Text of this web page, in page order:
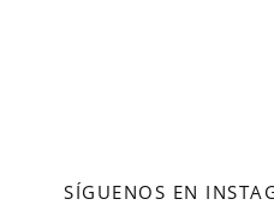
SÍGUENOS EN